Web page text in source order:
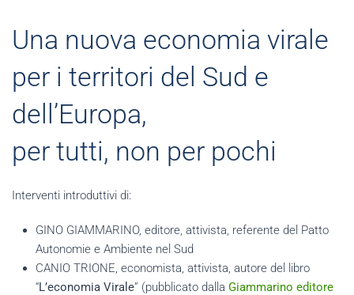
Una nuova economia virale
per i territori del Sud e
dell’Europa,
per tutti, non per pochi
Interventi introduttivi di:
GINO GIAMMARINO, editore, attivista, referente del Patto
Autonomie e Ambiente nel Sud
CANIO TRIONE, economista, attivista, autore del libro
“L’economia Virale” (pubblicato dalla Giammarino editore